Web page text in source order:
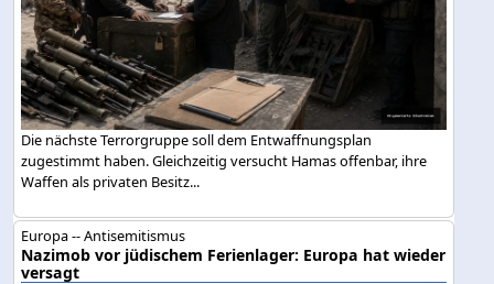
Die nächste Terrorgruppe soll dem Entwaffnungsplan
zugestimmt haben. Gleichzeitig versucht Hamas offenbar, ihre
Waffen als privaten Besitz...
Europa -- Antisemitismus
Nazimob vor jüdischem Ferienlager: Europa hat wieder
versagt